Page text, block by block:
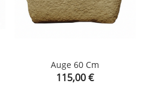
Auge 60 Cm
Prix
115,00 €